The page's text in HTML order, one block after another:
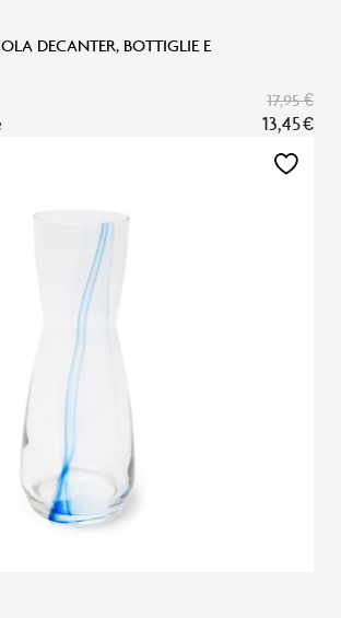
DECANTER, BOTTIGLIE E
17,95 €
13,45 €
Aggiungi